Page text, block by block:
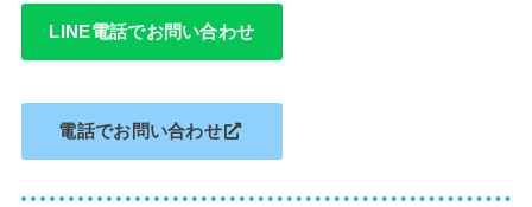
LINE電話でお問い合わせ
電話でお問い合わせ